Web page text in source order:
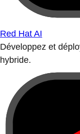
Red Hat AI
Développez et
hybride.